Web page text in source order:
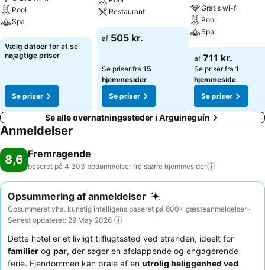
Pool
Spa
Se priser
Vælg datoer for at se
nøjagtige priser
Se priser
Restaurant
Se priser
af 505 kr.
Se priser fra 15
hjemmesider
Se priser
Gratis wi-fi
Pool
Spa
Se priser
af 711 kr.
Se priser fra 1
hjemmeside
Se priser
Se alle overnatningssteder i Arguineguín
Anmeldelser
8,6 Fremragende
baseret på 4.303 bedømmelser fra større hjemmesider
Opsummering af anmeldelser
Opsummeret vha. kunstig intelligens baseret på 600+ gæsteanmeldelser ·
Senest opdateret: 29 May 2026
Dette hotel er et livligt tilflugtssted ved stranden, ideelt for
familier og par, der søger en afslappende og engagerende
ferie. Ejendommen kan prale af en utrolig beliggenhed ved